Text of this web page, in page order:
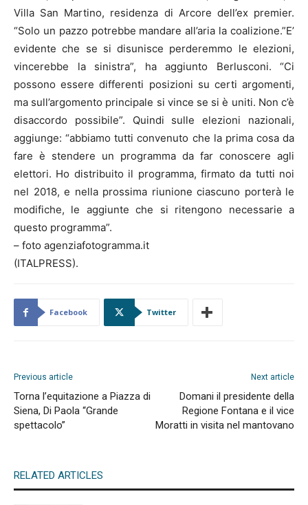
Villa San Martino, residenza di Arcore dell’ex premier.
“Solo un pazzo potrebbe mandare all’aria la coalizione.”E’
evidente che se si disunisce perderemmo le elezioni,
vincerebbe la sinistra”, ha aggiunto Berlusconi. “Ci
possono essere differenti posizioni su certi argomenti,
ma sull’argomento principale si vince se si è uniti. Non c’è
disaccordo possibile”. Quindi sulle elezioni nazionali,
aggiunge: “abbiamo tutti convenuto che la prima cosa da
fare è stendere un programma da far conoscere agli
elettori. Ho distribuito il programma, firmato da tutti noi
nel 2018, e nella prossima riunione ciascuno porterà le
modifiche, le aggiunte che si ritengono necessarie a
questo programma”.
– foto agenziafotogramma.it
(ITALPRESS).
Facebook Twitter
Previous article
Torna l’equitazione a Piazza di
Siena, Di Paola “Grande
spettacolo”
Next article
Domani il presidente della
Regione Fontana e il vice
Moratti in visita nel mantovano
RELATED ARTICLES